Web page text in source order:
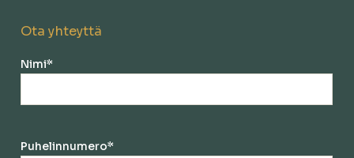
Ota yhteyttä
Nimi*
Puhelinnumero*